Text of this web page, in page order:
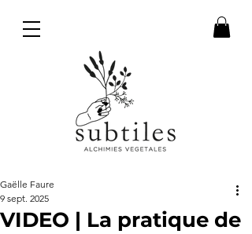
VIDEO | La pratique de
Gaëlle Faure
9 sept. 2025